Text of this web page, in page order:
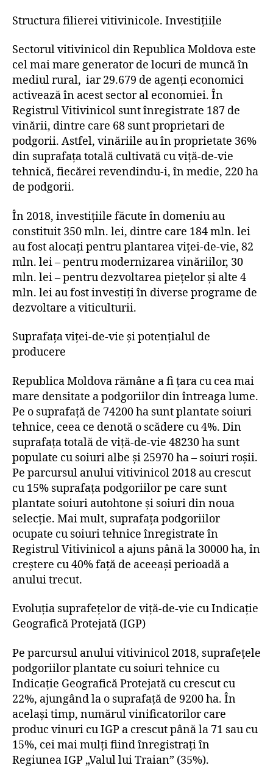
Structura filierei vitivinicole. Investițiile
Sectorul vitivinicol din Republica Moldova este
cel mai mare generator de locuri de muncă în
mediul rural, iar 29.679 de agenți economici
activează în acest sector al economiei. În
Registrul Vitivinicol sunt înregistrate 187 de
vinării, dintre care 68 sunt proprietari de
podgorii. Astfel, vinăriile au în proprietate 36%
din suprafața totală cultivată cu viță-de-vie
tehnică, fiecărei revendindu-i, în medie, 220 ha
de podgorii.
În 2018, investițiile făcute în domeniu au
constituit 350 mln. lei, dintre care 184 mln. lei
au fost alocați pentru plantarea viței-de-vie, 82
mln. lei – pentru modernizarea vinăriilor, 30
mln. lei – pentru dezvoltarea piețelor și alte 4
mln. lei au fost investiți în diverse programe de
dezvoltare a viticulturii.
Suprafața viței-de-vie și potențialul de
producere
Republica Moldova rămâne a fi țara cu cea mai
mare densitate a podgoriilor din întreaga lume.
Pe o suprafață de 74200 ha sunt plantate soiuri
tehnice, ceea ce denotă o scădere cu 4%. Din
suprafața totală de viță-de-vie 48230 ha sunt
populate cu soiuri albe și 25970 ha – soiuri roșii.
Pe parcursul anului vitivinicol 2018 au crescut
cu 15% suprafața podgoriilor pe care sunt
plantate soiuri autohtone și soiuri din noua
selecție. Mai mult, suprafața podgoriilor
ocupate cu soiuri tehnice înregistrate în
Registrul Vitivinicol a ajuns până la 30000 ha, în
creștere cu 40% față de aceeași perioadă a
anului trecut.
Evoluția suprafețelor de viță-de-vie cu Indicație
Geografică Protejată (IGP)
Pe parcursul anului vitivinicol 2018, suprafețele
podgoriilor plantate cu soiuri tehnice cu
Indicație Geografică Protejată cu crescut cu
22%, ajungând la o suprafață de 9200 ha. În
același timp, numărul vinificatorilor care
produc vinuri cu IGP a crescut până la 71 sau cu
15%, cei mai mulți fiind înregistrați în
Regiunea IGP „Valul lui Traian” (35%).